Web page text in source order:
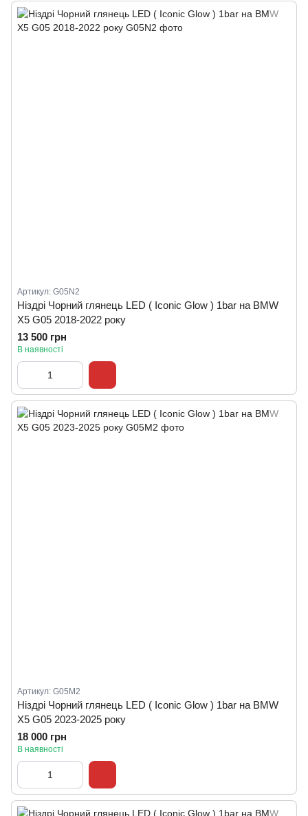
Артикул: G05N2
Ніздрі Чорний глянець LED ( Iconic Glow ) 1bar на BMW
X5 G05 2018-2022 року
13 500 грн
В наявності
Артикул: G05M2
Ніздрі Чорний глянець LED ( Iconic Glow ) 1bar на BMW
X5 G05 2023-2025 року
18 000 грн
В наявності